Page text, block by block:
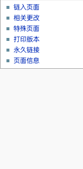
链入页面
相关更改
特殊页面
打印版本
永久链接
页面信息